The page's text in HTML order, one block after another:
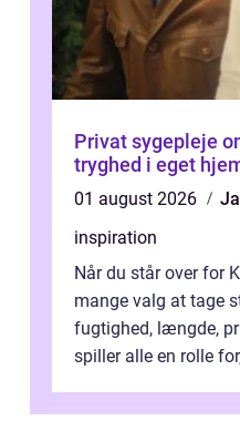
Privat sygepleje omsorg, kontinuitet og
tryghed i eget
01 august 2026
inspiration
Når du står over for
mange valg at tage
fugtighed, længde,
spiller alle en rolle